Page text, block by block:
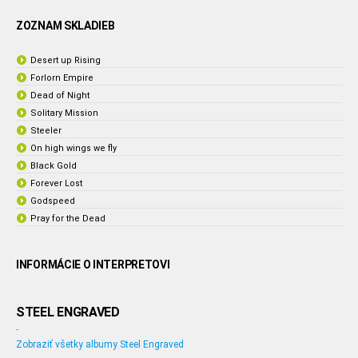
ZOZNAM SKLADIEB
Desert up Rising
Forlorn Empire
Dead of Night
Solitary Mission
Steeler
On high wings we fly
Black Gold
Forever Lost
Godspeed
Pray for the Dead
INFORMÁCIE O INTERPRETOVI
STEEL ENGRAVED
-
Zobraziť všetky albumy Steel Engraved